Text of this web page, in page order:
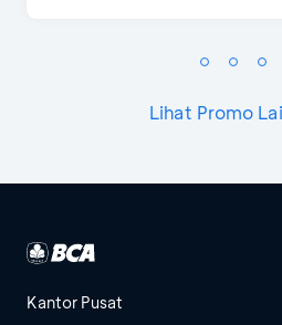
Lihat Promo
Kantor Pusat